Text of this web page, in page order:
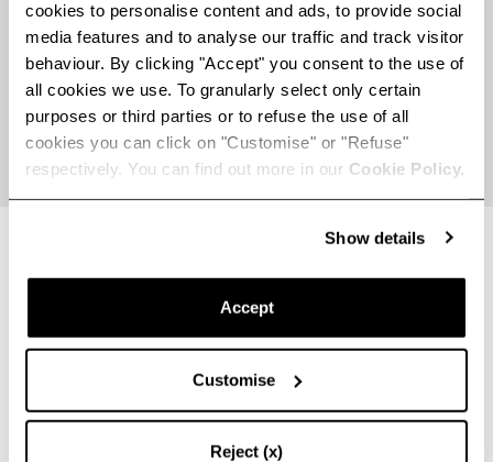
cookies to personalise content and ads, to provide social
media features and to analyse our traffic and track visitor
behaviour. By clicking "Accept" you consent to the use of
all cookies we use. To granularly select only certain
purposes or third parties or to refuse the use of all
cookies you can click on "Customise" or "Refuse"
respectively. You can find out more in our Cookie Policy.
Show details
Accept
Customise
Reject (x)
FS26 | KOSTENLOSER VERSAND
Gehe zu Element 1
Gehe zu Element 2
Gehe zu Element 3
Melde dich für unseren Newsletter an, um exklusive Angebote
zu erhalten.
Wir empfehlen Ihnen, unsereDatenschutzrichtlinie